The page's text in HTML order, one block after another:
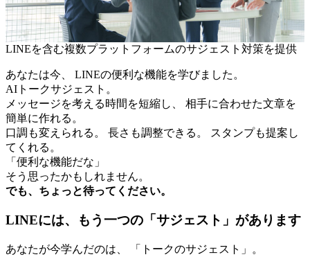
LINEを含む複数プラットフォームのサジェスト対策を提供
あなたは今、 LINEの便利な機能を学びました。
AIトークサジェスト。
メッセージを考える時間を短縮し、 相手に合わせた文章を
簡単に作れる。
口調も変えられる。 長さも調整できる。 スタンプも提案し
てくれる。
「便利な機能だな」
そう思ったかもしれません。
でも、ちょっと待ってください。
LINEには、もう一つの「サジェスト」があります
あなたが今学んだのは、 「トークのサジェスト」。